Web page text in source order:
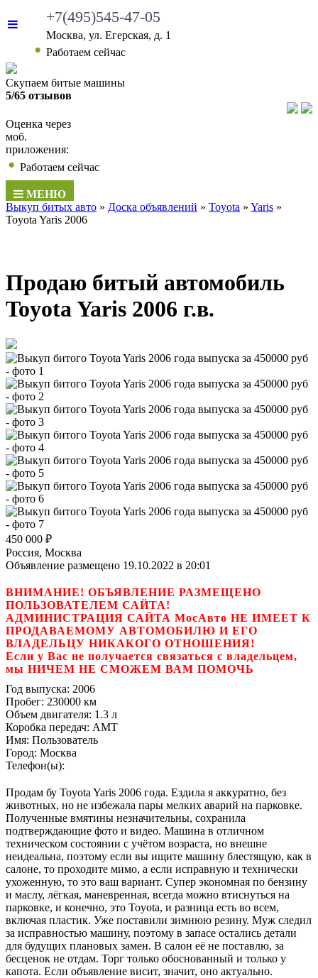
+7(495)545-47-05
Москва, ул. Егерская, д. 1
• Работаем сейчас
Скупаем битые машины
5/65 отзывов
Оценка через
моб.
приложения:
• Работаем сейчас
МЕНЮ
Выкуп битых авто » Доска объявлений » Toyota » Yaris »
Toyota Yaris 2006
Продаю битый автомобиль
Toyota Yaris 2006 г.в.
450 000 ₽
Россия, Москва
Объявление размещено 19.10.2022 в 20:01
ВНИМАНИЕ! ОБЪЯВЛЕНИЕ РАЗМЕЩЕНО
ПОЛЬЗОВАТЕЛЕМ САЙТА!
АДМИНИСТРАЦИЯ САЙТА МосАвто НЕ ИМЕЕТ К
ПРОДАВАЕМОМУ АВТОМОБИЛЮ И ЕГО
ВЛАДЕЛЬЦУ НИКАКОГО ОТНОШЕНИЯ!
Если у Вас не получается связаться с владельцем,
мы НИЧЕМ НЕ СМОЖЕМ ВАМ ПОМОЧЬ
Год выпуска: 2006
Пробег: 230000 км
Объем двигателя: 1.3 л
Коробка передач: AMT
Имя: Пользователь
Город: Москва
Телефон(ы):
Продам бу Toyota Yaris 2006 года. Ездила я аккуратно, без
животных, но не избежала пары мелких аварий на парковке.
Полученные вмятины незначительны, сохранила
подтверждающие фото и видео. Машина в отличном
техническом состоянии с учётом возраста, но внешне
неидеальна, поэтому если вы ищите машину блестящую, как в
салоне, то проходите мимо, а если исправную и технически
ухоженную, то это ваш вариант. Супер экономная по бензину
и маслу, лёгкая, маневренная, всегда можно втиснуться на
парковке, и конечно, это Toyota, и разница есть во всем,
включая пластик. Уже поставили зимнюю резину. Муж следил
за исправностью машину, поэтому в запасе остались детали
для будущих плановых замен. В салон её не поставлю, за
бесценок не отдам. Торг только обоснованный и только у
капота. Если объявление висит, значит, оно актуально.